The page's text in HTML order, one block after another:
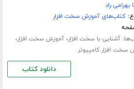
بهرامی راد
کتاب‌های آموزش سخت افزار
آشنایی با سخت افزار،آموزش سخت افزار،
سخت افزار کامپیوتر
دانلود کتاب